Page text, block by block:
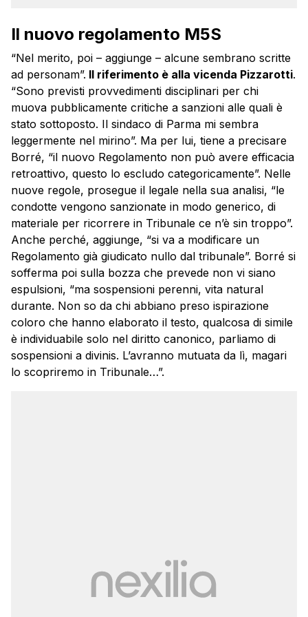
Il nuovo regolamento M5S
“Nel merito, poi – aggiunge – alcune sembrano scritte
ad personam”. Il riferimento è alla vicenda Pizzarotti.
“Sono previsti provvedimenti disciplinari per chi
muova pubblicamente critiche a sanzioni alle quali è
stato sottoposto. Il sindaco di Parma mi sembra
leggermente nel mirino”. Ma per lui, tiene a precisare
Borré, “il nuovo Regolamento non può avere efficacia
retroattivo, questo lo escludo categoricamente”. Nelle
nuove regole, prosegue il legale nella sua analisi, “le
condotte vengono sanzionate in modo generico, di
materiale per ricorrere in Tribunale ce n’è sin troppo”.
Anche perché, aggiunge, “si va a modificare un
Regolamento già giudicato nullo dal tribunale”. Borré si
sofferma poi sulla bozza che prevede non vi siano
espulsioni, “ma sospensioni perenni, vita natural
durante. Non so da chi abbiano preso ispirazione
coloro che hanno elaborato il testo, qualcosa di simile
è individuabile solo nel diritto canonico, parliamo di
sospensioni a divinis. L’avranno mutuata da lì, magari
lo scopriremo in Tribunale…”.